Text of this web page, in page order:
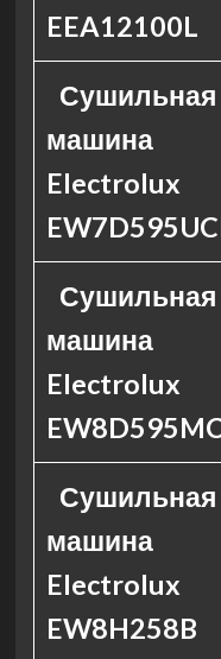
EEA12100L
Сушильная
машина
Electrolux
Сушильная
машина
Electrolux
Сушильная
машина
Electrolux
EW8H258B